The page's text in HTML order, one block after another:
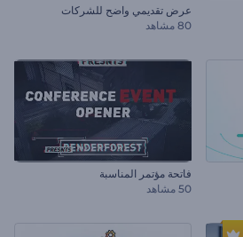
عرض تقديمي واضح للشركات
80 مشاهد
فاتحة مؤتمر المناسبة
50 مشاهد